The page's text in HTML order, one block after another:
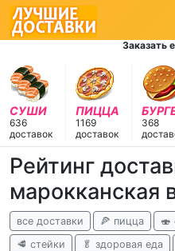
Заказать
СУШИ
636
доставок
ПИЦЦА
1169
доставок
368
Рейтинг
марокканская
все доставки 🍕 пицца 🍣
🥩 стейки
🥬 здоровая еда